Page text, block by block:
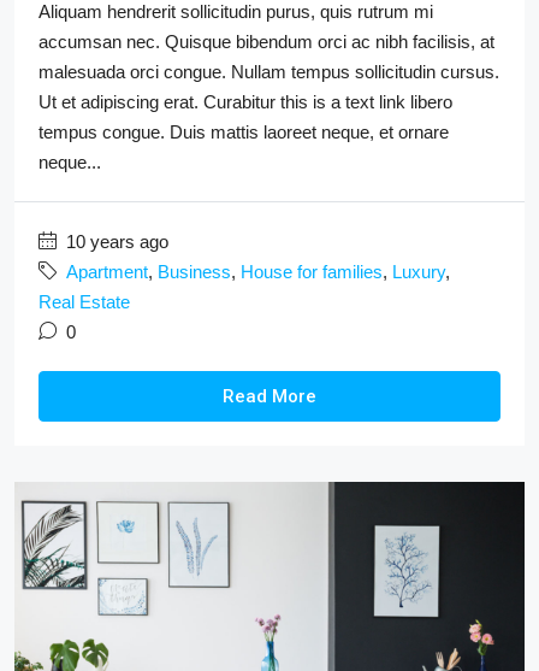
Aliquam hendrerit sollicitudin purus, quis rutrum mi
accumsan nec. Quisque bibendum orci ac nibh facilisis, at
malesuada orci congue. Nullam tempus sollicitudin cursus.
Ut et adipiscing erat. Curabitur this is a text link libero
tempus congue. Duis mattis laoreet neque, et ornare
neque...
10 years ago
Apartment, Business, House for families, Luxury,
Real Estate
0
Read More